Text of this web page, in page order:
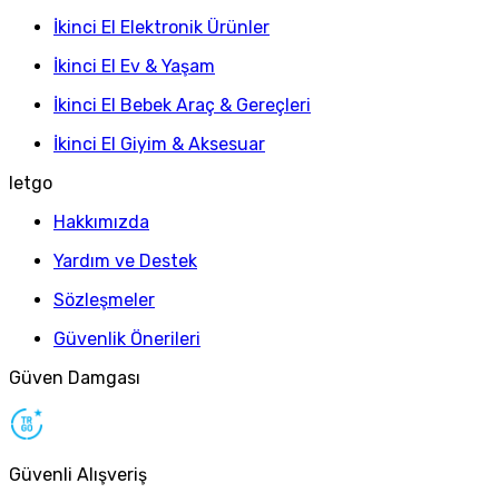
İkinci El Elektronik Ürünler
İkinci El Ev & Yaşam
İkinci El Bebek Araç & Gereçleri
İkinci El Giyim & Aksesuar
letgo
Hakkımızda
Yardım ve Destek
Sözleşmeler
Güvenlik Önerileri
Güven Damgası
Güvenli Alışveriş